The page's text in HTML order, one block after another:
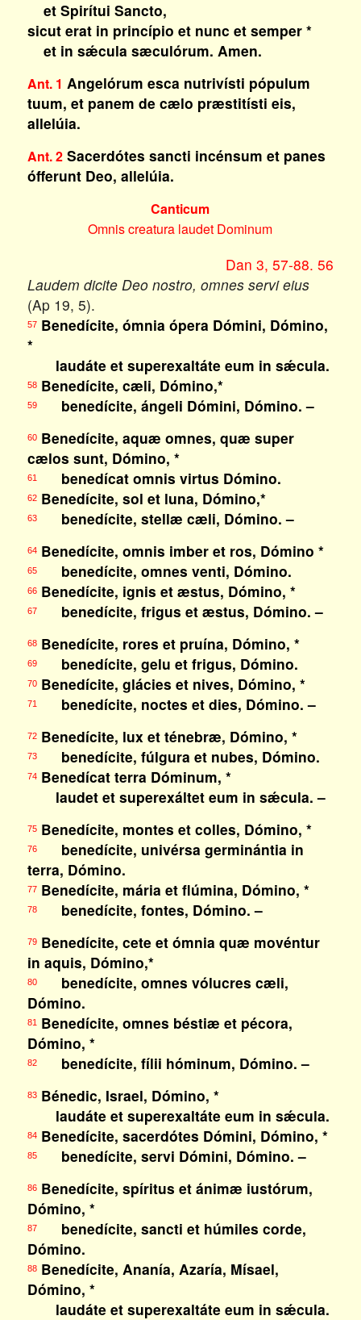
et Spirítui Sancto,
sicut erat in princípio et nunc et semper *
et in sǽcula sæculórum. Amen.
Ant. 1 Angelórum esca nutrivísti pópulum
tuum, et panem de cælo præstitísti eis,
allelúia.
Ant. 2Sacerdótes sancti incénsum et panes
ófferunt Deo, allelúia.
Canticum
Omnis creatura laudet Dominum
Dan 3, 57-88. 56
Laudem dicite Deo nostro, omnes servi eius
(Ap 19, 5).
57Benedícite, ómnia ópera Dómini, Dómino,
*
laudáte et superexaltáte eum in sǽcula.
58Benedícite, cæli, Dómino,*
59benedícite, ángeli Dómini, Dómino. –
60Benedícite, aquæ omnes, quæ super
cælos sunt, Dómino, *
61benedícat omnis virtus Dómino.
62Benedícite, sol et luna, Dómino,*
63benedícite, stellæ cæli, Dómino. –
64Benedícite, omnis imber et ros, Dómino *
65benedícite, omnes venti, Dómino.
66Benedícite, ignis et æstus, Dómino, *
67benedícite, frigus et æstus, Dómino. –
68Benedícite, rores et pruína, Dómino, *
69benedícite, gelu et frigus, Dómino.
70Benedícite, glácies et nives, Dómino, *
71benedícite, noctes et dies, Dómino. –
72Benedícite, lux et ténebræ, Dómino, *
73benedícite, fúlgura et nubes, Dómino.
74Benedícat terra Dóminum, *
laudet et superexáltet eum in sǽcula. –
75Benedícite, montes et colles, Dómino, *
76benedícite, univérsa germinántia in
terra, Dómino.
77Benedícite, mária et flúmina, Dómino, *
78benedícite, fontes, Dómino. –
79Benedícite, cete et ómnia quæ movéntur
in aquis, Dómino,*
80benedícite, omnes vólucres cæli,
Dómino.
81Benedícite, omnes béstiæ et pécora,
Dómino, *
82benedícite, fílii hóminum, Dómino. –
83Bénedic, Israel, Dómino, *
laudáte et superexaltáte eum in sǽcula.
84Benedícite, sacerdótes Dómini, Dómino, *
85benedícite, servi Dómini, Dómino. –
86Benedícite, spíritus et ánimæ iustórum,
Dómino, *
87benedícite, sancti et húmiles corde,
Dómino.
88Benedícite, Ananía, Azaría, Mísael,
Dómino, *
laudáte et superexaltáte eum in sǽcula.